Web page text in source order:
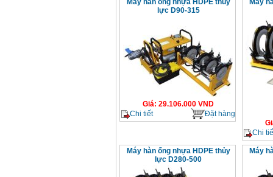
Máy hàn ống nhựa HDPE thủy
lực D90-315
Giá: 29.106.000 VND
Chi tiết
Đặt hàng
Máy
Chi
Máy hàn ống nhựa HDPE thủy
lực D280-500
Máy